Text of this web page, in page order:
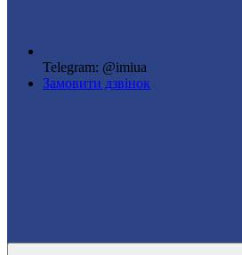
Telegram: @imiua
Замовити дзвінок